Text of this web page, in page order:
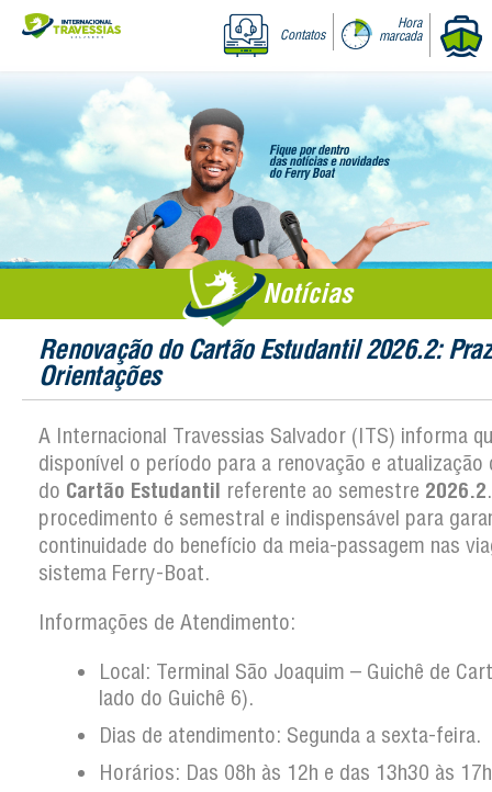
Contatos
Hora
marcada
Notícias
Renovação do Cartão Estudantil 2026.2:
Orientações
A Internacional Travessias Salvador (ITS) informa
disponível o período para a renovação e atualização
do Cartão Estudantil referente ao semestre 2026.2
procedimento é semestral e indispensável para
continuidade do benefício da meia-passagem nas
sistema Ferry-Boat.
Informações de Atendimento:
Local: Terminal São Joaquim – Guichê de
lado do Guichê 6).
Dias de atendimento: Segunda a sexta-feira.
Horários: Das 08h às 12h e das 13h30 às